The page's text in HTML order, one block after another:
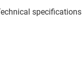
technical specifications